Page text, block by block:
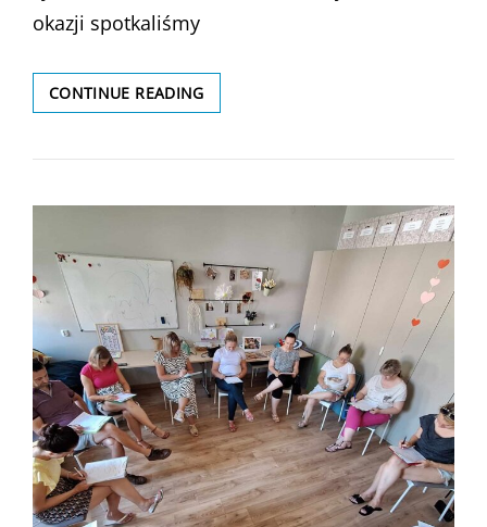
okazji spotkaliśmy
CONTINUE READINGPIKNIK
RODZINNY